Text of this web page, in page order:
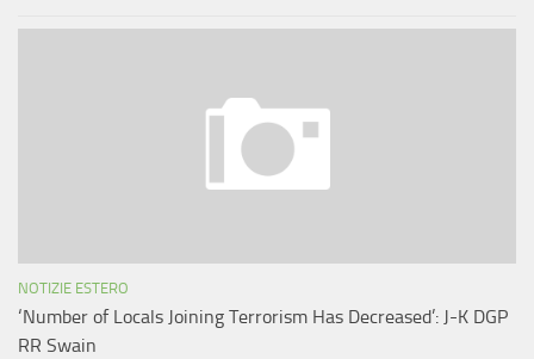
NOTIZIE ESTERO
‘Number of Locals Joining Terrorism Has Decreased’: J-K DGP
RR Swain